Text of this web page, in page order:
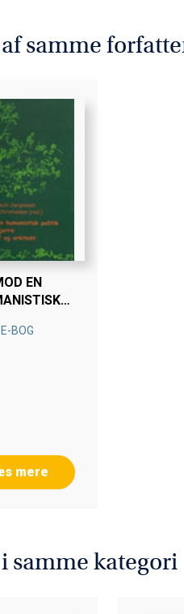
samme
EN
BJERRE
E-BOG
mere
samme kategori